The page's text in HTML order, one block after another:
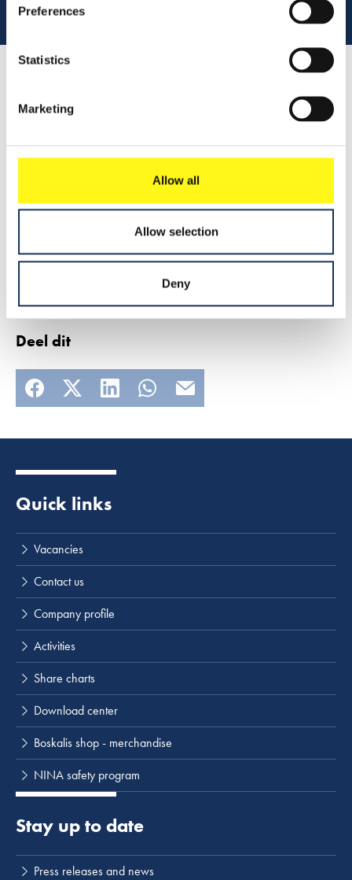
Preferences
Statistics
Marketing
Allow all
Allow selection
Deny
Lees
Lees meer
Samenvatting
Leer meer
Deel dit
Quick links
Vacancies
Contact us
Company profile
Activities
Share charts
Download center
Boskalis shop - merchandise
NINA safety program
Stay up to date
Press releases and news